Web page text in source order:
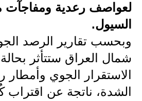
اخبار
نتائج
لعواصف رعدية ومفاجآت
السيول.
وبحسب تقارير الرصد
شمال العراق ستتأثر
الاستقرار الجوي وأمطار
الشدة، ناتجة عن اقتراب